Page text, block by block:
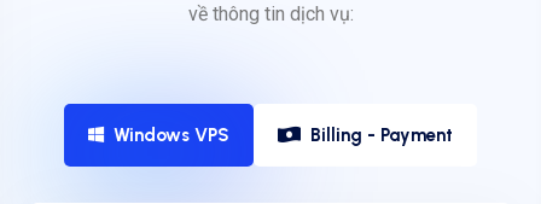
về thông tin dịch vụ:
Windows VPS Billing - Payment